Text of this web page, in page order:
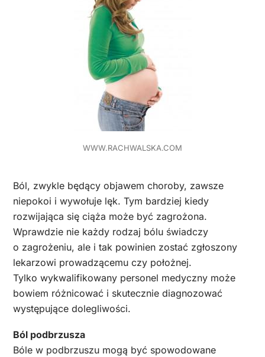
WWW.RACHWALSKA.COM
Ból, zwykle będący objawem choroby, zawsze
niepokoi i wywołuje lęk. Tym bardziej kiedy
rozwijająca się ciąża może być zagrożona.
Wprawdzie nie każdy rodzaj bólu świadczy
o zagrożeniu, ale i tak powinien zostać zgłoszony
lekarzowi prowadzącemu czy położnej.
Tylko wykwalifikowany personel medyczny może
bowiem różnicować i skutecznie diagnozować
występujące dolegliwości.
Ból podbrzusza
Bóle w podbrzuszu mogą być spowodowane